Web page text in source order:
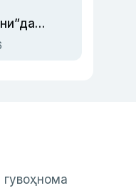
—
бош